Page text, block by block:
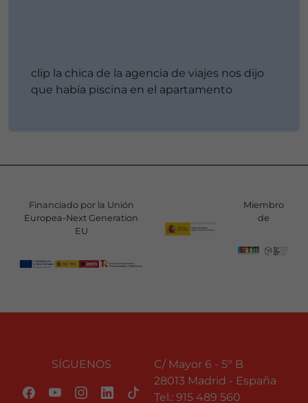
clip la chica de la agencia de viajes nos dijo
que había piscina en el apartamento
Financiado por la Unión
Europea-Next Generation
EU
Miembro
de
SÍGUENOS
C/ Mayor 6 - 5º B
28013 Madrid - España
Tel.: 915 489 560